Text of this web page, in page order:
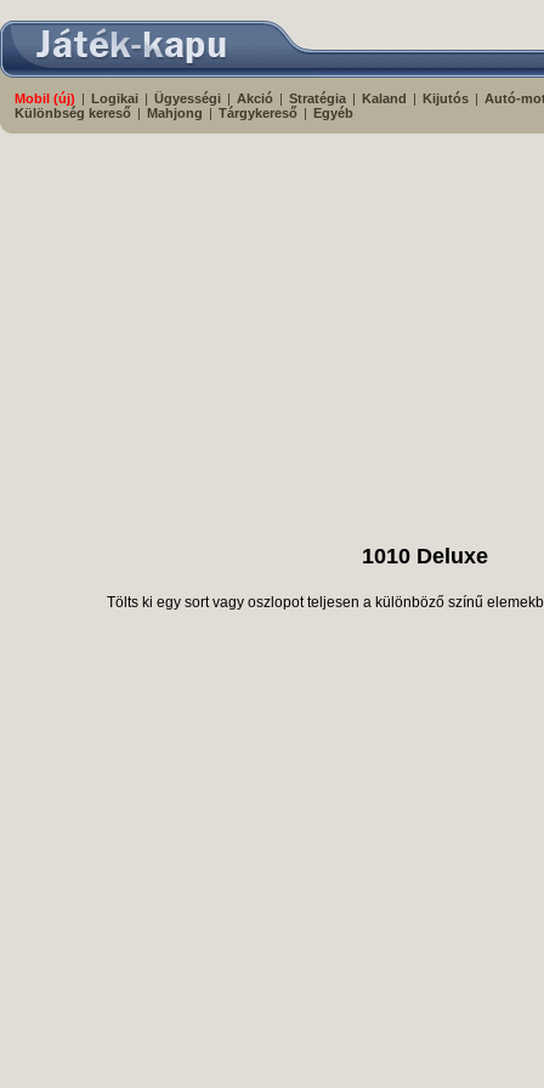
Mobil (új) | Logikai | Ügyességi | Akció | Stratégia | Kaland | Kijutós | Autó-
Különbség kereső | Mahjong | Tárgykereső | Egyéb
1010 Deluxe
Tölts ki egy sort vagy oszlopot teljesen a különböző színű